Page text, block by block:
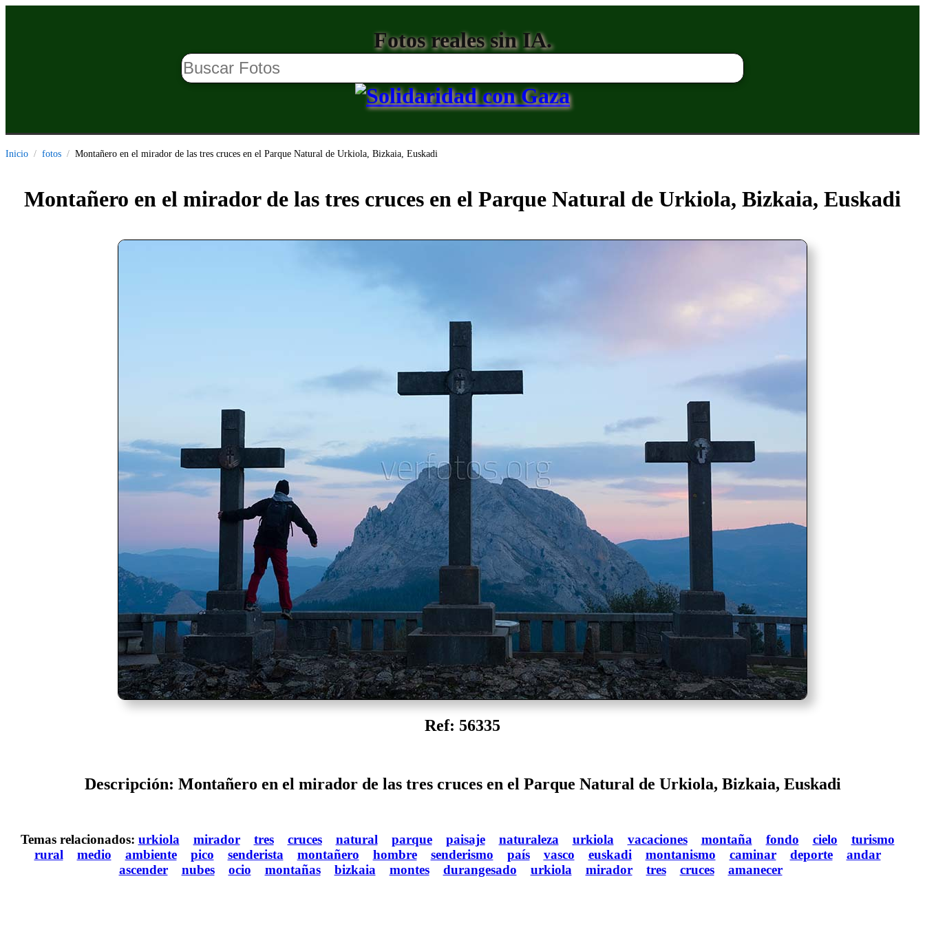
Fotos reales sin IA.
Inicio fotos Montañero en el mirador de las tres cruces en el Parque Natural de Urkiola, Bizkaia, Euskadi
Montañero en el mirador de las tres cruces en el Parque Natural de Urkiola, Bizkaia, Euskadi
Ref: 56335
Descripción: Montañero en el mirador de las tres cruces en el Parque Natural de Urkiola, Bizkaia, Euskadi
Temas relacionados: urkiola mirador tres cruces natural parque paisaje naturaleza urkiola vacaciones montaña fondo cielo
turismo
rural
medio ambiente pico senderista montañero hombre senderismo país vasco euskadi montanismo caminar deporte
andar
ascender
nubes ocio montañas bizkaia montes durangesado urkiola mirador tres cruces amanecer